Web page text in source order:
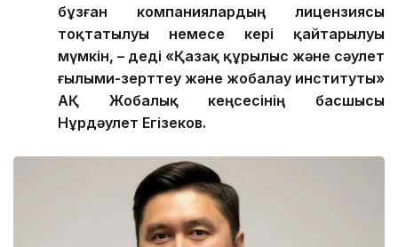
бұзған компаниялардың лицензиясы
тоқтатылуы немесе кері қайтарылуы
мүмкін, – деді «Қазақ құрылыс және сәулет
ғылыми-зерттеу және жобалау институты»
АҚ Жобалық кеңсесінің басшысы
Нұрдәулет Егізеков.